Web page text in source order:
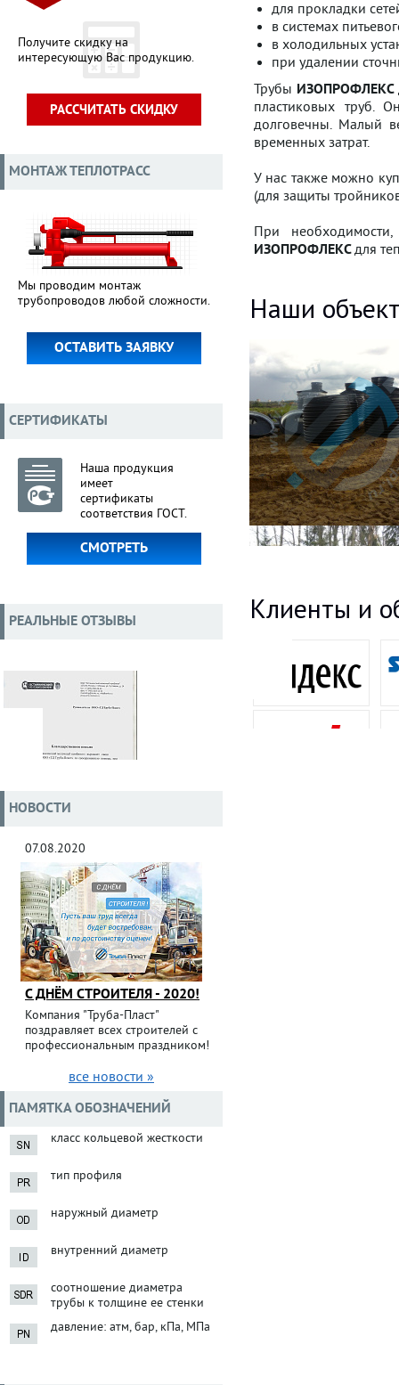
для прокладки
в системах
в холодильных
при удалении
Трубы ИЗОПРОФЛЕКС
пластиковых труб.
долговечны. Малый
временных затрат.
У нас также можно
(для защиты
При
ИЗОПРОФЛЕКСдля
Наши
Клиенты и
Получите скидку на
интересующую Вас продукцию.
РАССЧИТАТЬ СКИДКУ
МОНТАЖ ТЕПЛОТРАСС
Мы проводим монтаж
трубопроводов любой сложности.
ОСТАВИТЬ ЗАЯВКУ
СЕРТИФИКАТЫ
Наша продукция
имеет
сертификаты
соответствия ГОСТ.
СМОТРЕТЬ
РЕАЛЬНЫЕ ОТЗЫВЫ
НОВОСТИ
07.08.2020
С ДНЁМ СТРОИТЕЛЯ - 2020!
Компания "Труба-Пласт"
поздравляет всех строителей с
профессиональным праздником!
все новости »
ПАМЯТКА ОБОЗНАЧЕНИЙ
класс кольцевой жесткости
тип профиля
наружный диаметр
внутренний диаметр
соотношение диаметра
трубы к толщине ее стенки
давление: атм, бар, кПа, МПа